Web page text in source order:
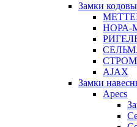
Замки
НОРА-
РИГЕЛЬ
AJAX
Замки
Apecs